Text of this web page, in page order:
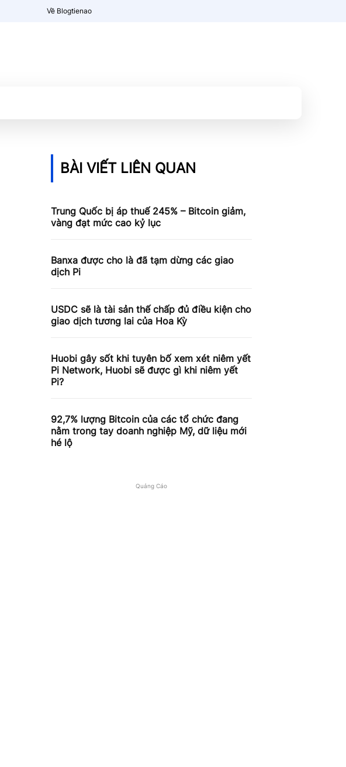
Về Blogtienao
BÀI VIẾT LIÊN QUAN
Trung Quốc bị áp thuế 245% – Bitcoin giảm,
vàng đạt mức cao kỷ lục
Banxa được cho là đã tạm dừng các giao
dịch Pi
USDC sẽ là tài sản thế chấp đủ điều kiện cho
giao dịch tương lai của Hoa Kỳ
Huobi gây sốt khi tuyên bố xem xét niêm yết
Pi Network, Huobi sẽ được gì khi niêm yết
Pi?
92,7% lượng Bitcoin của các tổ chức đang
nằm trong tay doanh nghiệp Mỹ, dữ liệu mới
hé lộ
Quảng Cáo